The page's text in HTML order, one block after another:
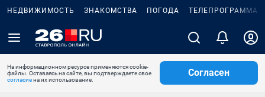
НЕДВИЖИМОСТЬ ЗНАКОМСТВА ПОГОДА ТЕЛЕПРОГРАММА
На информационном ресурсе применяются cookie-
файлы. Оставаясь на сайте, вы подтверждаете свое
согласиена их использование.
Согласен